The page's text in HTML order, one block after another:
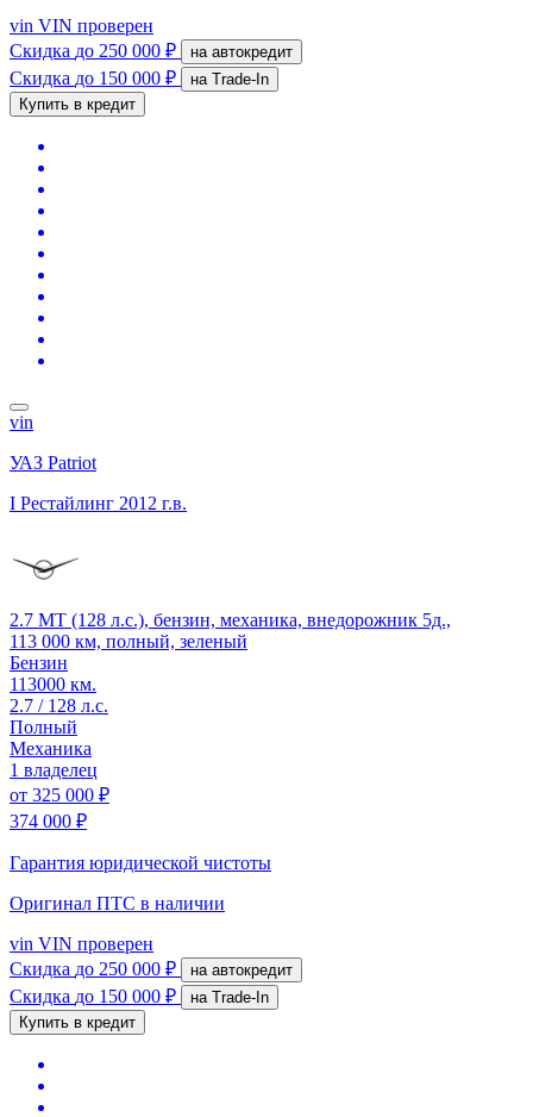
vin VIN проверен
Скидка до 250 000 ₽ на автокредит
Скидка до 150 000 ₽
на Trade-In
Купить в кредит
vin
УАЗ Patriot
I Рестайлинг 2012 г.в.
2.7 MT (128 л.с.), бензин, механика, внедорожник 5д.,
113 000 км, полный, зеленый
Бензин
113000 км.
2.7 / 128 л.с.
Полный
Механика
1 владелец
от 325 000 ₽
374 000 ₽
Гарантия юридической чистоты
Оригинал ПТС в наличии
vin VIN проверен
Скидка до 250 000 ₽ на автокредит
Скидка до 150 000 ₽
на Trade-In
Купить в кредит